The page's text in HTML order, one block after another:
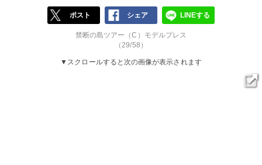
ポスト シェア LINEする
禁断の島ツアー（C）モデルプレス
（29/58）
▼スクロールすると次の画像が表示されます